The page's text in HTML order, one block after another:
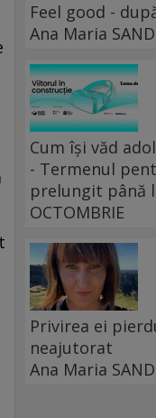
Feel good -
Ana Maria
Cum își văd
- Termenul
prelungit până
OCTOMBRIE
Privirea ei
neajutorat
Ana Maria